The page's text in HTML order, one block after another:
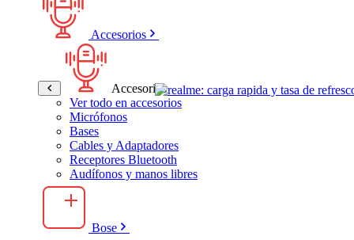
Accesorios
Accesorios
Ver todo en accesorios
Micrófonos
Bases
Cables y Adaptadores
Receptores Bluetooth
Audífonos y manos libres
Bose